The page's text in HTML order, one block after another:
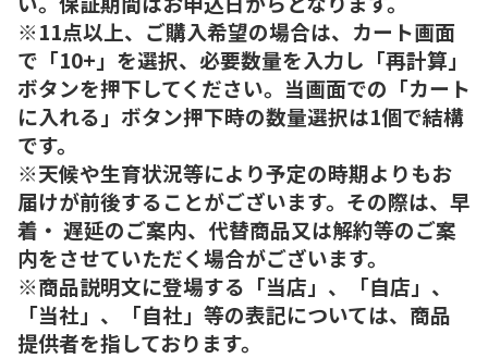
※11点以上、ご購入希望の場合は、カート画面
で「10+」を選択、必要数量を入力し「再計算」
ボタンを押下してください。当画面での「カート
に入れる」ボタン押下時の数量選択は1個で結構
です。
※天候や生育状況等により予定の時期よりもお
届けが前後することがございます。その際は、早
着・ 遅延のご案内、代替商品又は解約等のご案
内をさせていただく場合がございます。
※商品説明文に登場する「当店」、「自店」、
「当社」、「自社」等の表記については、商品
提供者を指しております。